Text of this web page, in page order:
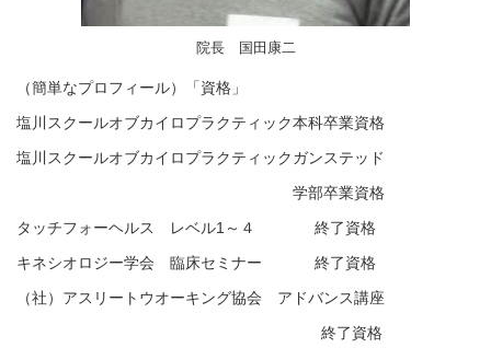
院長 国田康二
（簡単なプロフィール）「資格」
塩川スクールオブカイロプラクティック本科卒業資格
塩川スクールオブカイロプラクティックガンステッド
学部卒業資格
タッチフォーヘルス レベル1～４ 終了資格
キネシオロジー学会 臨床セミナー 終了資格
（社）アスリートウオーキング協会 アドバンス講座
終了資格